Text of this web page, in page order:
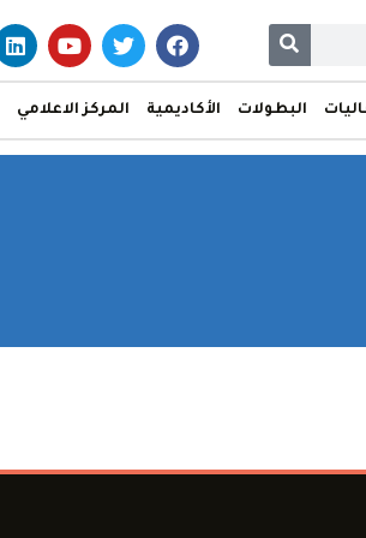
البطولات الأكاديمية المركز الاعلامي